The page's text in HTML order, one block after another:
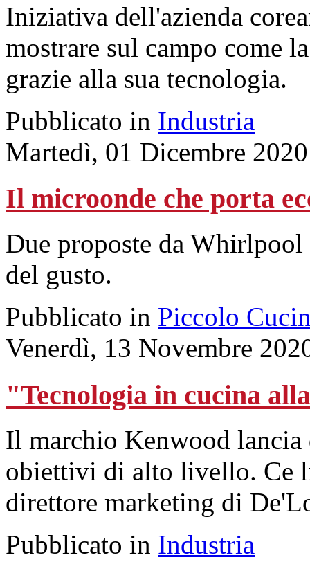
Iniziativa dell'azienda
mostrare sul campo come
grazie alla sua tecnologia.
Pubblicato in Industria
Martedì, 01 Dicembre
Il microonde che porta
Due proposte da Whirlpool
del gusto.
Pubblicato in Piccolo
Venerdì, 13 Novembre
"Tecnologia in cucina
Il marchio Kenwood lancia
obiettivi di alto livello. Ce
direttore marketing di
Pubblicato in Industria